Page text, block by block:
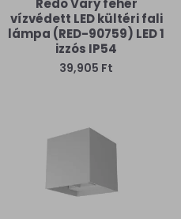
vízvédett LED kültéri fali
lámpa (RED-90759) LED 1
izzós IP54
39,905 Ft